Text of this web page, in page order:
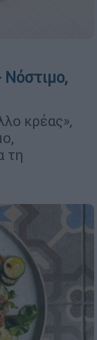
Νόστιμο,
κρέας»,
τη